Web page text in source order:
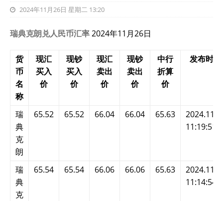
2024年11月26日 星期二 13:20
瑞典克朗兑人民币汇率2024年11月26日
货
币
名
称
现汇
买入
价
现钞
买入
价
现汇
卖出
价
现钞
卖出
价
中行
折算
价
发布时间
瑞
典
克
朗
65.52 65.52 66.04 66.04 65.63
11:19:51
瑞
典
克
65.54 65.54 66.06 66.06 65.63
11:14:54